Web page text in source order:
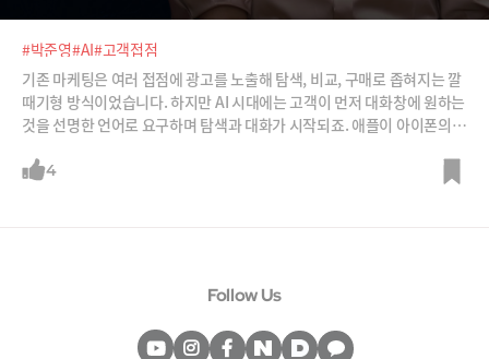
#박준영#AI#고객접점
기존 마케팅은 여러 접점에 광고를 노출해 탐색, 비교, 구매로 좁혀지는 깔
때기형 방식이었습니다. 하지만 AI 시대에는 고객이 먼저 대화창에 원하는
것을 선명한 언어로 요구하며 탐색과 대화가 시작되죠. 애플이 아이폰의
자와 만나는 핵심 접점을 장악하겠다는 전략입니다.그렇다면 완전히 뒤바
4
Follow Us